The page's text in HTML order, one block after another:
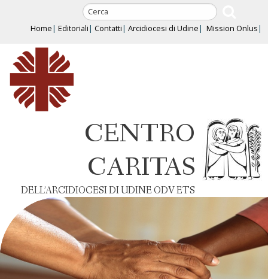
content
Home Editoriali Contatti Arcidiocesi di Udine Mission Onlus
CENTRO
CARITAS
DELL’ARCIDIOCESI DI UDINE ODV ETS